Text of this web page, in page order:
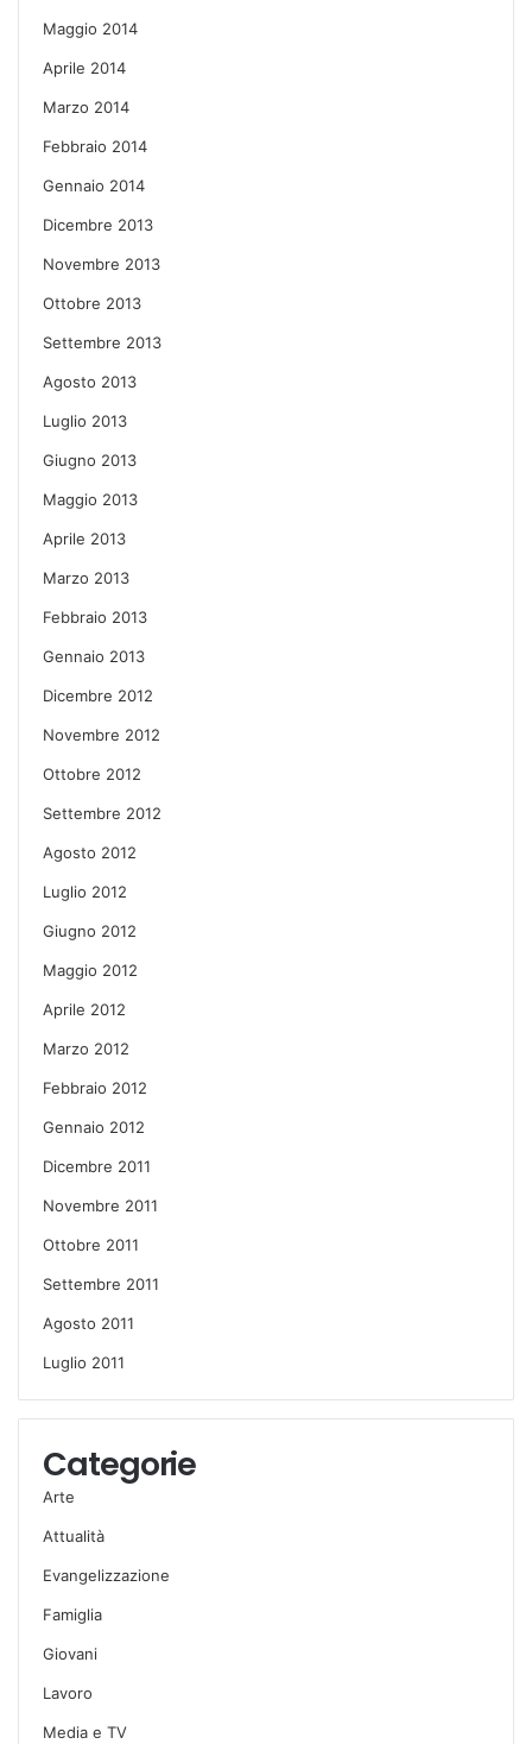
Maggio 2014
Aprile 2014
Marzo 2014
Febbraio 2014
Gennaio 2014
Dicembre 2013
Novembre 2013
Ottobre 2013
Settembre 2013
Agosto 2013
Luglio 2013
Giugno 2013
Maggio 2013
Aprile 2013
Marzo 2013
Febbraio 2013
Gennaio 2013
Dicembre 2012
Novembre 2012
Ottobre 2012
Settembre 2012
Agosto 2012
Luglio 2012
Giugno 2012
Maggio 2012
Aprile 2012
Marzo 2012
Febbraio 2012
Gennaio 2012
Dicembre 2011
Novembre 2011
Ottobre 2011
Settembre 2011
Agosto 2011
Luglio 2011
Categorie
Arte
Attualità
Evangelizzazione
Famiglia
Giovani
Lavoro
Media e TV